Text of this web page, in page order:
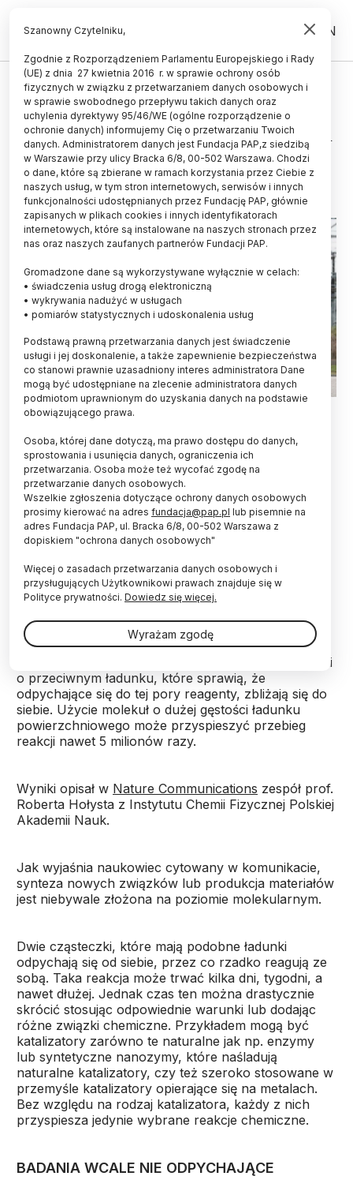
PL EN
MATERIA I ENERGIA
Naukowcy zbliżyli do siebie
jednoimiennie naładowane cząstki
13.02.2023
aktualizacja: 16.02.2023
4 minuty czytania
Fot. materiały prasowe
Jednoimiennie naładowane cząsteczki niechętnie
reagują ze sobą, ponieważ odpychają się
elektrostatycznie. Jednak naukowcy odkryli, w
jaki sposób zbliżyć je do siebie. Nowa metoda
może przyspieszyć przebieg reakcji nawet 5
milionów razy - poinformował Instytut Chemii
Fizycznej PAN.
PIĘĆ MILIONÓW RAZY SZYBCIEJ
udziałem Polaków, tempo reakcji chemicznych w
roztworach wodnych może być kontrolowane w
nowy sposób. Do roztworu wystarczy dodać cząstki
o przeciwnym ładunku, które sprawią, że
odpychające się do tej pory reagenty, zbliżają się do
siebie. Użycie molekuł o dużej gęstości ładunku
powierzchniowego może przyspieszyć przebieg
reakcji nawet 5 milionów razy.
Wyniki opisał w Nature Communications zespół prof.
Roberta Hołysta z Instytutu Chemii Fizycznej Polskiej
Akademii Nauk.
Jak wyjaśnia naukowiec cytowany w komunikacie,
synteza nowych związków lub produkcja materiałów
jest niebywale złożona na poziomie molekularnym.
Dwie cząsteczki, które mają podobne ładunki
odpychają się od siebie, przez co rzadko reagują ze
sobą. Taka reakcja może trwać kilka dni, tygodni, a
nawet dłużej. Jednak czas ten można drastycznie
skrócić stosując odpowiednie warunki lub dodając
różne związki chemiczne. Przykładem mogą być
katalizatory zarówno te naturalne jak np. enzymy
lub syntetyczne nanozymy, które naśladują
naturalne katalizatory, czy też szeroko stosowane w
przemyśle katalizatory opierające się na metalach.
Bez względu na rodzaj katalizatora, każdy z nich
przyspiesza jedynie wybrane reakcje chemiczne.
BADANIA WCALE NIE ODPYCHAJĄCE
Szanowny Czytelniku,
Zgodnie z Rozporządzeniem Parlamentu Europejskiego i Rady
(UE) z dnia 27 kwietnia 2016 r. w sprawie ochrony osób
fizycznych w związku z przetwarzaniem danych osobowych i
w sprawie swobodnego przepływu takich danych oraz
uchylenia dyrektywy 95/46/WE (ogólne rozporządzenie o
ochronie danych) informujemy Cię o przetwarzaniu Twoich
danych. Administratorem danych jest Fundacja PAP,z siedzibą
w Warszawie przy ulicy Bracka 6/8, 00-502 Warszawa. Chodzi
o dane, które są zbierane w ramach korzystania przez Ciebie z
naszych usług, w tym stron internetowych, serwisów i innych
funkcjonalności udostępnianych przez Fundację PAP, głównie
zapisanych w plikach cookies i innych identyfikatorach
internetowych, które są instalowane na naszych stronach przez
nas oraz naszych zaufanych partnerów Fundacji PAP.
Gromadzone dane są wykorzystywane wyłącznie w celach:
• świadczenia usług drogą elektroniczną
• wykrywania nadużyć w usługach
• pomiarów statystycznych i udoskonalenia usług
Podstawą prawną przetwarzania danych jest świadczenie
usługi i jej doskonalenie, a także zapewnienie bezpieczeństwa
co stanowi prawnie uzasadniony interes administratora Dane
mogą być udostępniane na zlecenie administratora danych
podmiotom uprawnionym do uzyskania danych na podstawie
obowiązującego prawa.
Osoba, której dane dotyczą, ma prawo dostępu do danych,
sprostowania i usunięcia danych, ograniczenia ich
przetwarzania. Osoba może też wycofać zgodę na
przetwarzanie danych osobowych.
Wszelkie zgłoszenia dotyczące ochrony danych osobowych
prosimy kierować na adres fundacja@pap.pl lub pisemnie na
adres Fundacja PAP, ul. Bracka 6/8, 00-502 Warszawa z
dopiskiem "ochrona danych osobowych"
Więcej o zasadach przetwarzania danych osobowych i
przysługujących Użytkownikowi prawach znajduje się w
Polityce prywatności. Dowiedz się więcej.
Wyrażam zgodę